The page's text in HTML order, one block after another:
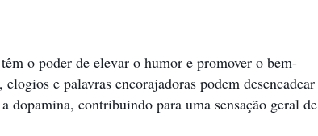
têm o poder de elevar o humor e promover o bem-
e palavras encorajadoras podem desencadear
dopamina, contribuindo para uma sensação geral de